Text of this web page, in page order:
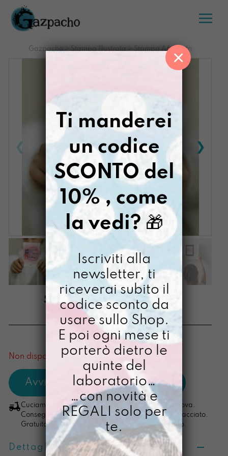
Salta
contenuto
Gazpacho > Stampa Illustrata > Stampa A6 Mostri
STAMPA A6 MOSTRI
€3,00
[ Stampa Illustrata ]
Non disponibile al momento
Cuciamo ogni ordine nel nostro laboratorio di Padova.
Consegna in 4/5 giorni lavorativi, pacco sempre tracciato.
Gratuita per ordini di importo superiore ai 100 euro.
Dettagli prodotto
Ti manderei
un codice
SCONTO del
10% , come
la vedi? 🎁
Iscriviti alla
newsletter, ti
riceverai subito il
codice sconto da
usare sullo Shop.
E poi ogni mese ti
porterò dietro le
quinte del
laboratorio…
…con novità e
REGALI solo per
te.
×